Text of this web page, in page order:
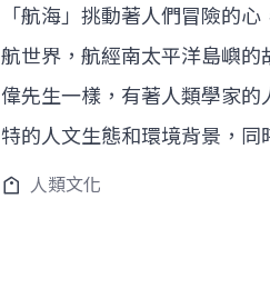
「航海」挑動著人們冒險的
航世界，航經南太平洋島嶼
偉先生一樣，有著人類學家
特的人文生態和環境背景，同
人類文化